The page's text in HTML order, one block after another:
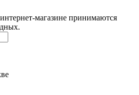
магазине принимаются